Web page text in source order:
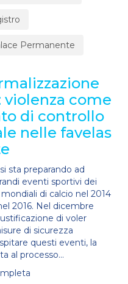
Permanente
violenza come
di controllo
nelle favelas
sta preparando ad
eventi sportivi dei
di calcio nel 2014
2016. Nel dicembre
di voler
di sicurezza
questi eventi, la
al processo...